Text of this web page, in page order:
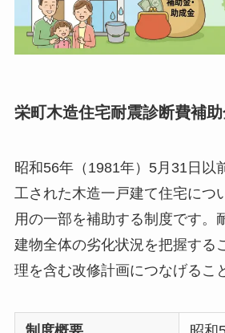
栄町木造住宅耐震診断費補
昭和56年（1981年）5月31日以
工された木造一戸建て住宅につ
用の一部を補助する制度です。
建物全体の劣化状況を把握する
理を含む改修計画につなげるこ